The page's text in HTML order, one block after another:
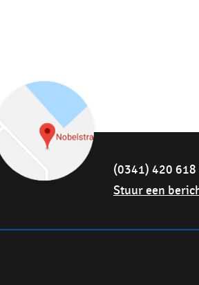
(0341) 420 618
Stuur een